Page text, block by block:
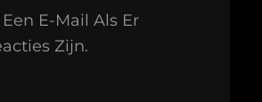
E-Mail Als Er
Zijn.